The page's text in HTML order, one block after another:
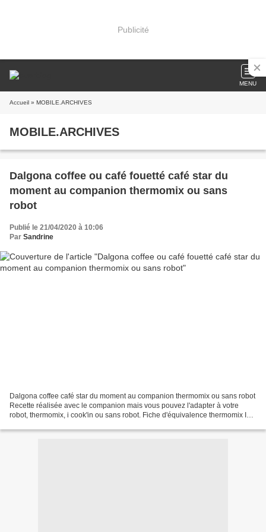
Publicité
MENU
Accueil » MOBILE.ARCHIVES
MOBILE.ARCHIVES
Dalgona coffee ou café fouetté café star du
moment au companion thermomix ou sans
robot
Publié le 21/04/2020 à 10:06
Par Sandrine
Dalgona coffee café star du moment au companion thermomix ou sans robot
Recette réalisée avec le companion mais vous pouvez l'adapter à votre
robot, thermomix, i cook'in ou sans robot. Fiche d'équivalence thermomix Ici